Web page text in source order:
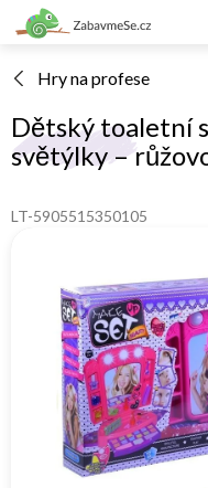
Přejít
na
Hry na profese
Dětský toaletní
světýlky –
LT-5905515350105